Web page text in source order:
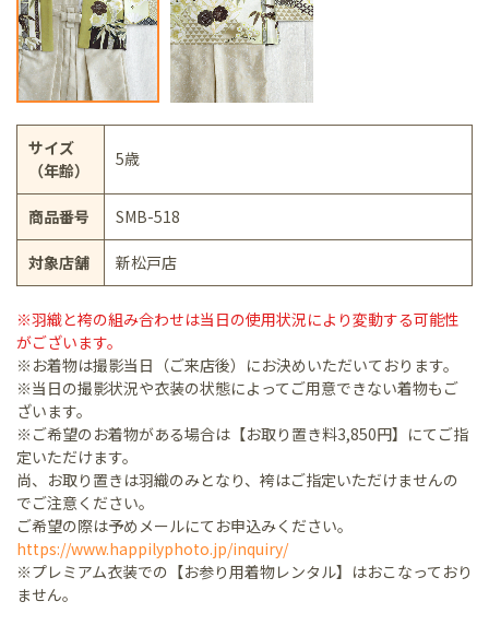
サイズ
（年齢）
5歳
商品番号 SMB-518
対象店舗 新松戸店
※羽織と袴の組み合わせは当日の使用状況により変動する可能性
がございます。
※お着物は撮影当日（ご来店後）にお決めいただいております。
※当日の撮影状況や衣装の状態によってご用意できない着物もご
ざいます。
※ご希望のお着物がある場合は【お取り置き料3,850円】にてご指
定いただけます。
尚、お取り置きは羽織のみとなり、袴はご指定いただけませんの
でご注意ください。
ご希望の際は予めメールにてお申込みください。
https://www.happilyphoto.jp/inquiry/
※プレミアム衣装での【お参り用着物レンタル】はおこなっており
ません。